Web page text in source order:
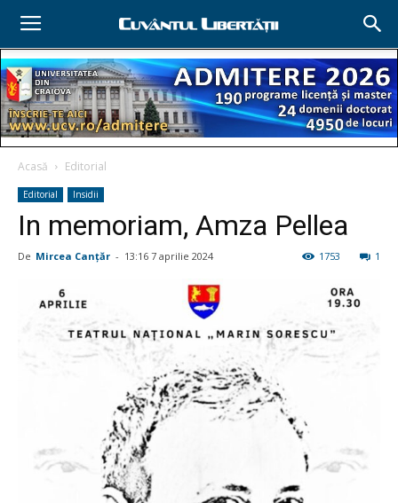
Acasă Editorial
Editorial Insidii
In memoriam, Amza Pellea
De Mircea Canţăr - 13:16 7 aprilie 2024 1
1753